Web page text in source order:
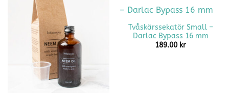
Tvåskärssekatör Small –
Darlac Bypass 16 mm
189.00 kr